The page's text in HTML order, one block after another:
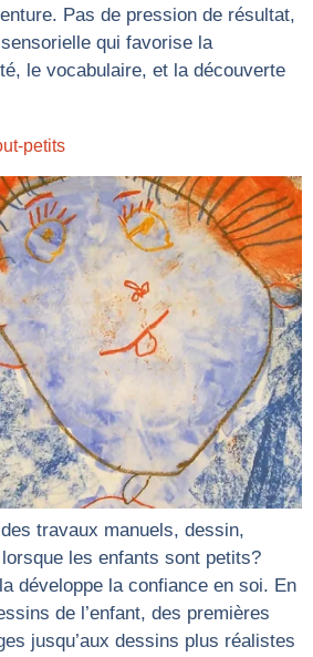
Pas de pression de résultat,
qui favorise la
le vocabulaire, et la découverte
petits
travaux manuels, dessin,
les enfants sont petits?
développe la confiance en soi. En
de l’enfant, des premières
jusqu’aux dessins plus réalistes